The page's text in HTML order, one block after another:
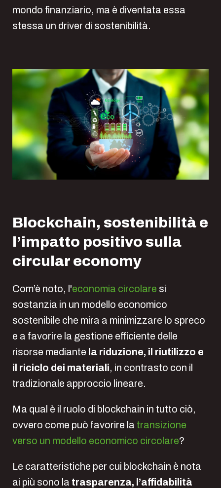
mondo finanziario, ma è diventata essa
stessa un driver di sostenibilità.
Blockchain, sostenibilità e
l’impatto positivo sulla
circular economy
Com’è noto, l'economia circolare si
sostanzia in un modello economico
sostenibile che mira a minimizzare lo spreco
e a favorire la gestione efficiente delle
risorse mediante la riduzione, il riutilizzo e
il riciclo dei materiali, in contrasto con il
tradizionale approccio lineare.
Ma qual è il ruolo di blockchain in tutto ciò,
ovvero come può favorire la transizione
verso un modello economico circolare?
Le caratteristiche per cui blockchain è nota
ai più sono la trasparenza, l’affidabilità